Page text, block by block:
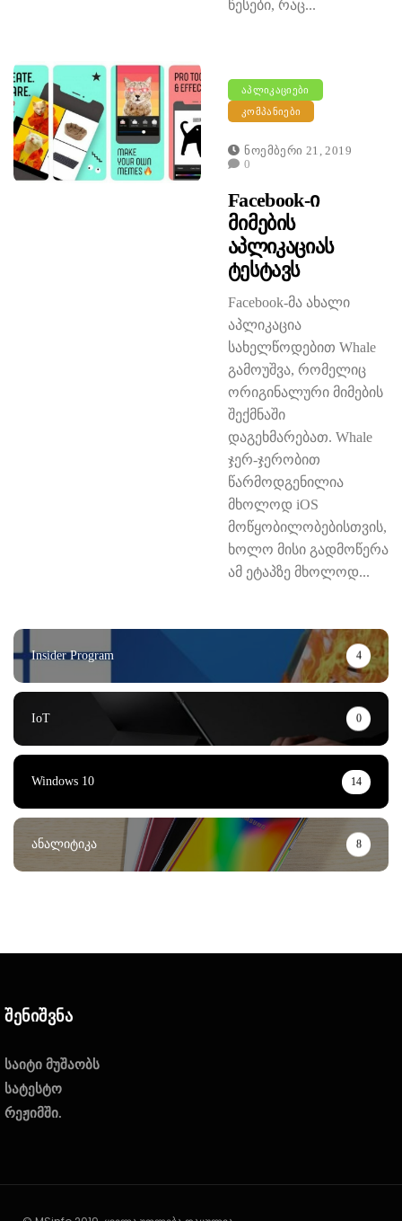
წესები, რაც...
ᲐᲞᲚᲘᲙᲐᲪᲘᲔᲑᲘ
ᲙᲝᲛᲞᲐᲜᲘᲔᲑᲘ
Ნოემბერი 21, 2019
0
Facebook-Ი
Მიმების
Აპლიკაციას
Ტესტავს
Facebook-მა ახალი
აპლიკაცია
სახელწოდებით Whale
გამოუშვა, რომელიც
ორიგინალური მიმების
შექმნაში
დაგეხმარებათ. Whale
ჯერ-ჯერობით
წარმოდგენილია
მხოლოდ iOS
მოწყობილობებისთვის,
ხოლო მისი გადმოწერა
ამ ეტაპზე მხოლოდ...
Insider Program 4
IoT 0
Windows 10 14
Ანალიტიკა 8
Შენიშვნა
საიტი მუშაობს
სატესტო
რეჟიმში.